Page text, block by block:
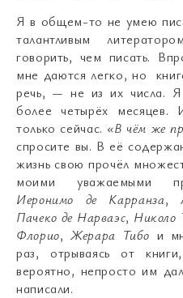
Я в общем-то не умею
талантливым
говорить, чем писать.
мне даются легко, но
речь,— не из их числа. Я
более четырёх месяцев.
только сейчас. «В чём же
спросите вы. В её
жизнь свою прочёл
моими уважаемыми
Иеронимо де Карранза,
Пачеко де Нарваэс, Николо
Флорио,Жерара Тибо и
раз, отрываясь от
вероятно, непросто им
написали.